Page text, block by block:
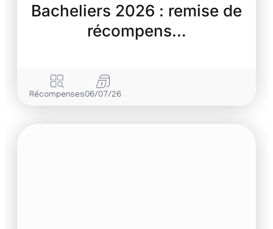
Bacheliers 2026 : remise de
récompens…
Récompenses06/07/26